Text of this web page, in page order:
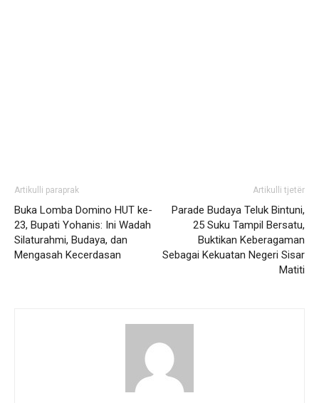
Artikulli paraprak
Buka Lomba Domino HUT ke-
23, Bupati Yohanis: Ini Wadah
Silaturahmi, Budaya, dan
Mengasah Kecerdasan
Artikulli tjetër
Parade Budaya Teluk Bintuni,
25 Suku Tampil Bersatu,
Buktikan Keberagaman
Sebagai Kekuatan Negeri Sisar
Matiti